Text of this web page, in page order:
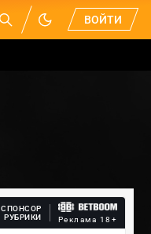
ВОЙТИ
СПОНСОР
РУБРИКИ
Реклама 18+